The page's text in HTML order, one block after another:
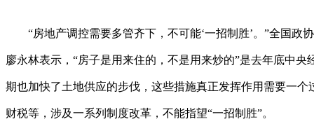
“房地产调控需要多管齐下，不可能‘一招制胜’。”全国政
廖永林表示，“房子是用来住的，不是用来炒的”是去年底中
期也加快了土地供应的步伐，这些措施真正发挥作用需要一个
财税等，涉及一系列制度改革，不能指望“一招制胜”。